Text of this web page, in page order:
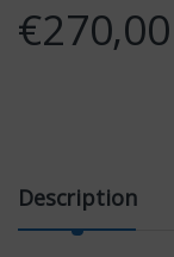
€270,00
Description